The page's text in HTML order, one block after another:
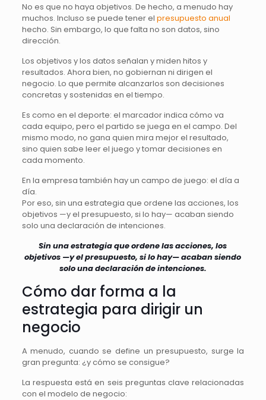
No es que no haya objetivos. De hecho, a menudo hay
muchos. Incluso se puede tener el presupuesto anual
hecho. Sin embargo, lo que falta no son datos, sino
dirección.
Los objetivos y los datos señalan y miden hitos y
resultados. Ahora bien, no gobiernan ni dirigen el
negocio. Lo que permite alcanzarlos son decisiones
concretas y sostenidas en el tiempo.
Es como en el deporte: el marcador indica cómo va
cada equipo, pero el partido se juega en el campo. Del
mismo modo, no gana quien mira mejor el resultado,
sino quien sabe leer el juego y tomar decisiones en
cada momento.
En la empresa también hay un campo de juego: el día a
día.
Por eso, sin una estrategia que ordene las acciones, los
objetivos —y el presupuesto, si lo hay— acaban siendo
solo una declaración de intenciones.
Sin una estrategia que ordene las acciones, los
objetivos —y el presupuesto, si lo hay— acaban siendo
solo una declaración de intenciones.
Cómo dar forma a la
estrategia para dirigir un
negocio
A menudo, cuando se define un presupuesto, surge la
gran pregunta: ¿y cómo se consigue?
La respuesta está en seis preguntas clave relacionadas
con el modelo de negocio: